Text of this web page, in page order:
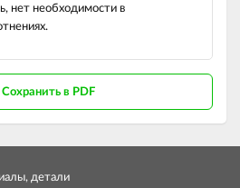
нет необходимости в
Сохранить в PDF
детали